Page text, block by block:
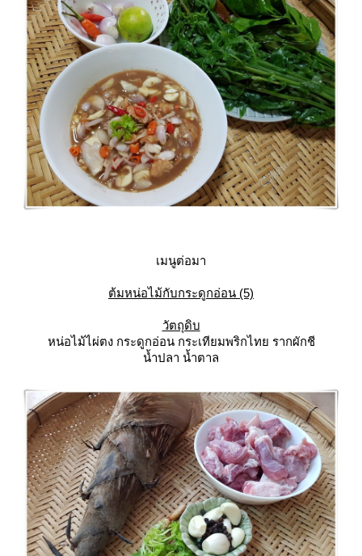
เมนูต่อมา
ต้มหน่อไม้กับกระดูกอ่อน (5)
วัตถุดิบ
หน่อไม้ไผ่ตง กระดูกอ่อน กระเทียมพริกไทย รากผักชี
น้ำปลา น้ำตาล